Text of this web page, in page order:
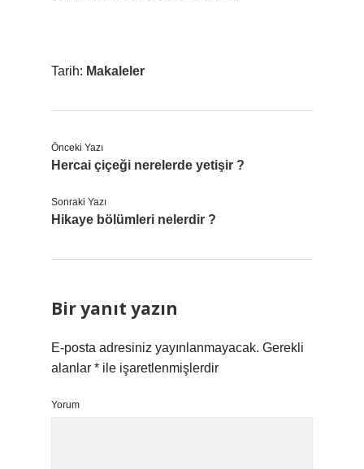
Tarih: Makaleler
Önceki Yazı
Hercai çiçeği nerelerde yetişir ?
Sonraki Yazı
Hikaye bölümleri nelerdir ?
Bir yanıt yazın
E-posta adresiniz yayınlanmayacak. Gerekli
alanlar * ile işaretlenmişlerdir
Yorum